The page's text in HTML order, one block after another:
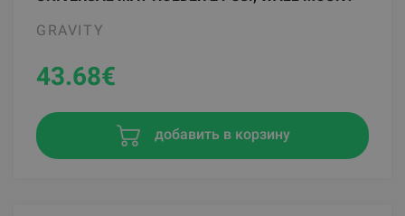
GRAVITY
43.68€
добавить в корзину